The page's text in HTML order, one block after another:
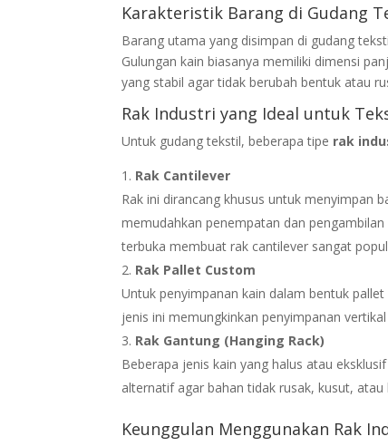
Karakteristik Barang di Gudang
Barang utama yang disimpan di gudang
Gulungan kain biasanya memiliki dimensi
yang stabil agar tidak berubah bentuk atau
Rak Industri yang Ideal untuk
Untuk gudang tekstil, beberapa tipe rak
Rak Cantilever
Rak ini dirancang khusus untuk menyimpan
memudahkan penempatan dan
terbuka membuat rak cantilever sangat
Rak Pallet Custom
Untuk penyimpanan kain dalam bentuk
jenis ini memungkinkan penyimpanan
Rak Gantung (Hanging Rack)
Beberapa jenis kain yang halus atau
alternatif agar bahan tidak rusak, kusut, atau
Keunggulan Menggunakan Rak